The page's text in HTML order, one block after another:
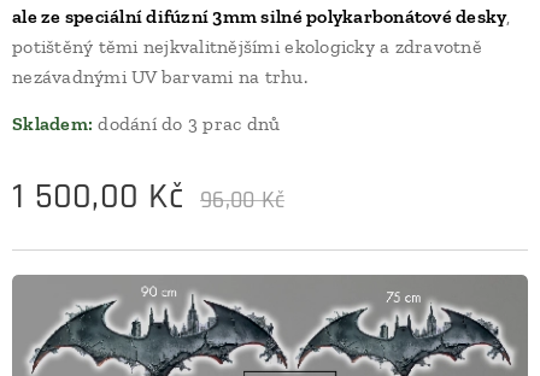
ale ze speciální difúzní 3mm silné polykarbonátové desky,
potištěný těmi nejkvalitnějšími ekologicky a zdravotně
nezávadnými UV barvami na trhu.
Skladem: dodání do 3 prac dnů
1 500,00 Kč 96,00Kč